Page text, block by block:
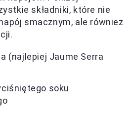
składniki, które nie
smacznym, ale również
(najlepiej Jaume Serra
soku